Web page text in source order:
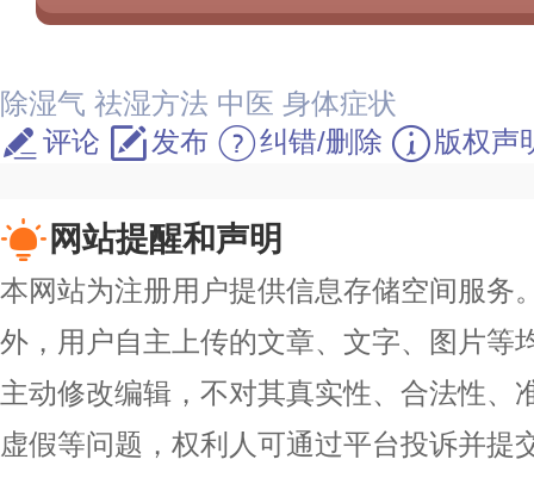
除湿气 祛湿方法 中医 身体症状
评论
发布 纠错/删除 版权声
网站提醒和声明
本网站为注册用户提供信息存储空间服务
外，用户自主上传的文章、文字、图片等
主动修改编辑，不对其真实性、合法性、
虚假等问题，权利人可通过平台投诉并提